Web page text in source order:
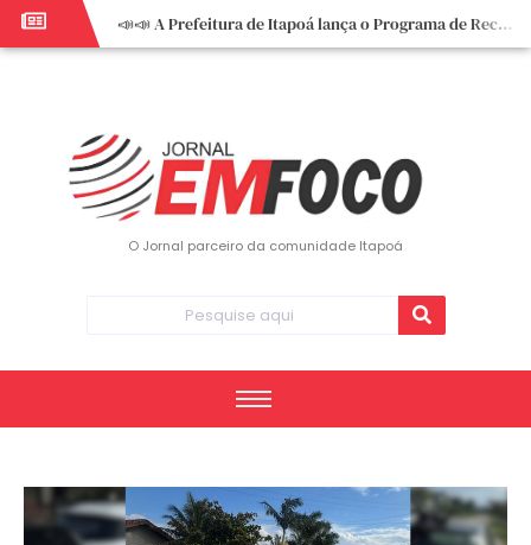
📣📣 A Prefeitura de Itapoá lança o Programa de Recuperação Fiscal (REFIS).
📢 Empreendedor do turismo, esta oportunidade é para você! Itapoá – SC.
O Jornal parceiro da comunidade Itapoá